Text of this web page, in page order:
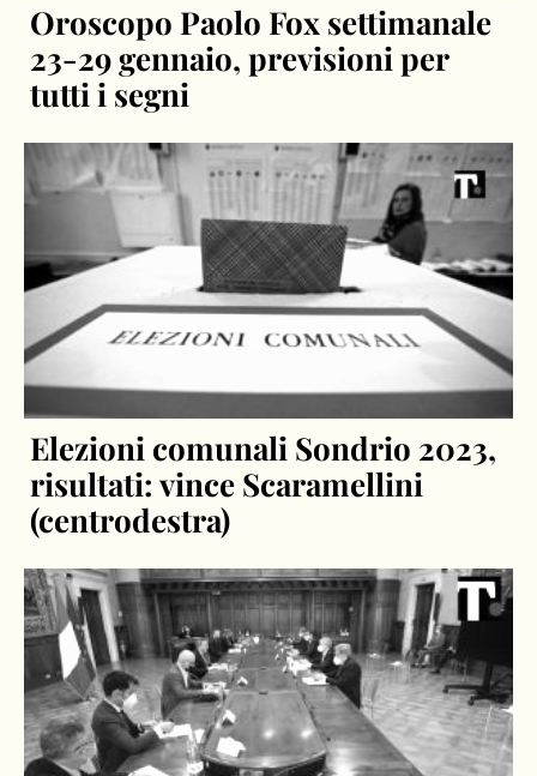
Oroscopo Paolo Fox settimanale
23-29 gennaio, previsioni per
tutti i segni
Elezioni comunali Sondrio 2023,
risultati: vince Scaramellini
(centrodestra)